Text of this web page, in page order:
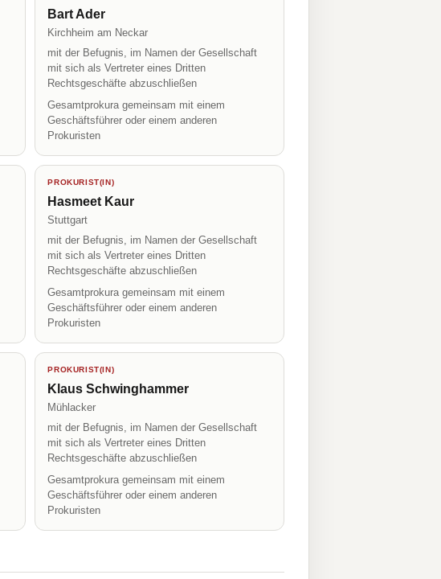
Bart Ader
Kirchheim am Neckar
mit der Befugnis, im Namen der Gesellschaft
mit sich als Vertreter eines Dritten
Rechtsgeschäfte abzuschließen
Gesamtprokura gemeinsam mit einem
Geschäftsführer oder einem anderen
Prokuristen
PROKURIST(IN)
Hasmeet Kaur
Stuttgart
mit der Befugnis, im Namen der Gesellschaft
mit sich als Vertreter eines Dritten
Rechtsgeschäfte abzuschließen
Gesamtprokura gemeinsam mit einem
Geschäftsführer oder einem anderen
Prokuristen
PROKURIST(IN)
Klaus Schwinghammer
Mühlacker
mit der Befugnis, im Namen der Gesellschaft
mit sich als Vertreter eines Dritten
Rechtsgeschäfte abzuschließen
Gesamtprokura gemeinsam mit einem
Geschäftsführer oder einem anderen
Prokuristen